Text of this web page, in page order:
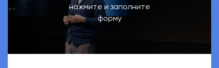
нажмите и заполните
форму